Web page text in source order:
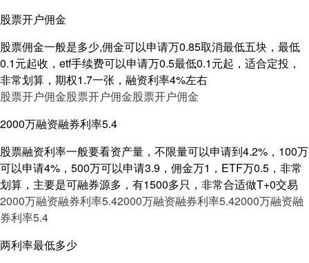
股票开户佣金
股票佣金一般是多少,佣金可以申请万0.85取消最低五块，最低
0.1元起收，etf手续费可以申请万0.5最低0.1元起，适合定投，
非常划算，期权1.7一张，融资利率4%左右
股票开户佣金股票开户佣金股票开户佣金
2000万融资融券利率5.4
股票融资利率一般要看资产量，不限量可以申请到4.2%，100万
可以申请4%，500万可以申请3.9，佣金万1，ETF万0.5，非常
划算，主要是可融券源多，有1500多只，非常合适做T+0交易
2000万融资融券利率5.42000万融资融券利率5.42000万融资融
券利率5.4
两利率最低多少